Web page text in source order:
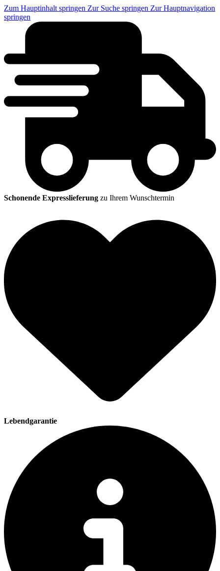
Zum Hauptinhalt springen Zur Suche springen Zur Hauptnavigation
springen
Schonende Expresslieferung zu Ihrem Wunschtermin
Lebendgarantie